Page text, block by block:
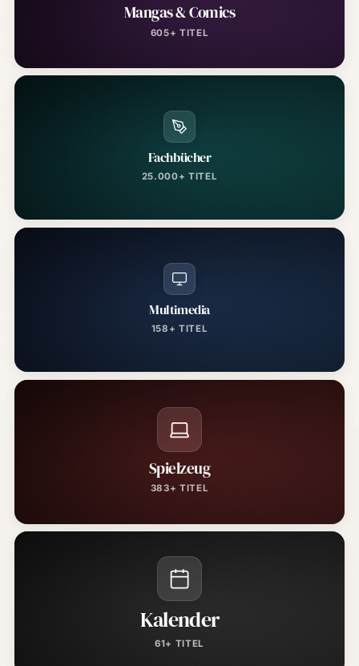
Mangas & Comics
605+ TITEL
Fachbücher
25.000+ TITEL
Multimedia
158+ TITEL
Spielzeug
383+ TITEL
Kalender
61+ TITEL